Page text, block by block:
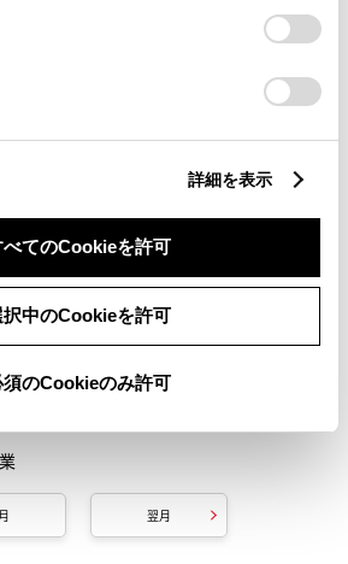
回したりするにあたっては、当社の
情報の取り扱いについて
」をご覧くだ
詳細を表示
べてのCookieを許可
択中のCookieを許可
須のCookieのみ許可
翌月